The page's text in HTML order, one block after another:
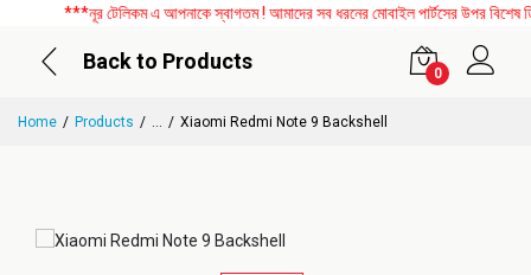
***নূর টেলিকম এ আপনাকে স্বাগতম ! আমাদের সব ধরনের মোবাইল পার্টসের উপর বিশেষ
Back to Products
0
Home Products ... Xiaomi Redmi Note 9 Backshell